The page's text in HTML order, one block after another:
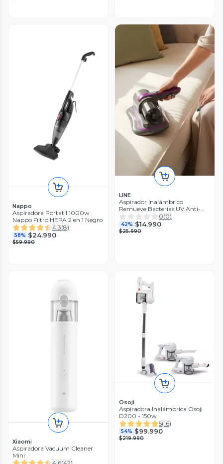
Nappo
Aspiradora Portatil 1000w
Nappo Filtro HEPA 2 en 1 Negro
4.3(8)
58% $24.990
$59.990
LINE
Aspirador Inalámbrico
Remueve Bacterias UV Anti-
Ácaros Portátil0(0)
42% $14.990
$25.990
Xiaomi
Aspiradora Vacuum Cleaner
Mini
Osoji
Aspiradora Inalámbrica Osoji
D200 - 150w
5(16)
54% $99.990
$219.990